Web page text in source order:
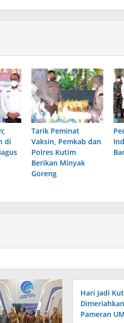
di
Tarik Peminat
Vaksin, Pemkab dan
Polres Kutim
Berikan Minyak
Goreng
Hari Jadi
Pameran